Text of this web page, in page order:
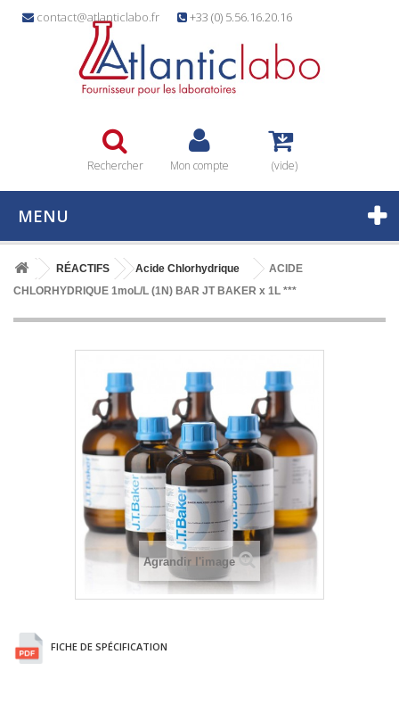
contact@atlanticlabo.fr +33 (0) 5.56.16.20.16
Rechercher Mon compte (vide)
MENU
RÉACTIFS Acide Chlorhydrique
ACIDE
CHLORHYDRIQUE 1moL/L (1N) BAR JT BAKER x 1L ***
Agrandir l'image
FICHE DE SPÉCIFICATION